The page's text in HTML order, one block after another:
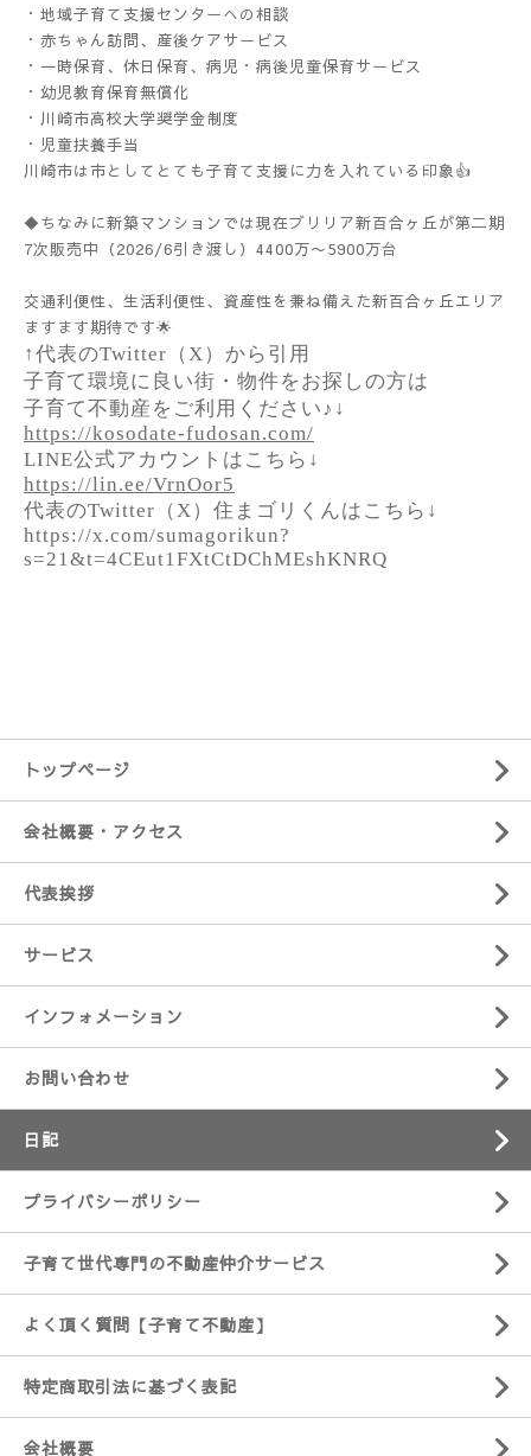
・地域子育て支援センターへの相談
・赤ちゃん訪問、産後ケアサービス
・一時保育、休日保育、病児・病後児童保育サービス
・幼児教育保育無償化
・川崎市高校大学奨学金制度
・児童扶養手当
川崎市は市としてとても子育て支援に力を入れている印象👍
◆ちなみに新築マンションでは現在ブリリア新百合ヶ丘が第二期
7次販売中（2026/6引き渡し）4400万〜5900万台
交通利便性、生活利便性、資産性を兼ね備えた新百合ヶ丘エリア
ますます期待です🌟
↑代表のTwitter（X）から引用
子育て環境に良い街・物件をお探しの方は
子育て不動産をご利用ください♪↓
https://kosodate-fudosan.com/
LINE公式アカウントはこちら↓
https://lin.ee/VrnOor5
代表のTwitter（X）住まゴリくんはこちら↓
https://x.com/sumagorikun?
s=21&t=4CEut1FXtCtDChMEshKNRQ
トップページ
会社概要・アクセス
代表挨拶
サービス
インフォメーション
お問い合わせ
日記
プライバシーポリシー
子育て世代専門の不動産仲介サービス
よく頂く質問【子育て不動産】
特定商取引法に基づく表記
会社概要